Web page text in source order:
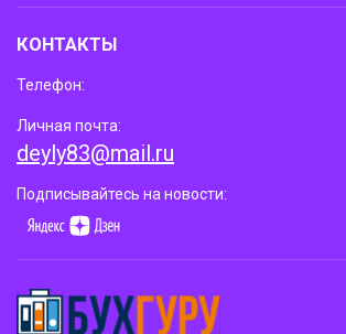
КОНТАКТЫ
Телефон:
Личная почта:
deyly83@mail.ru
Подписывайтесь на новости: